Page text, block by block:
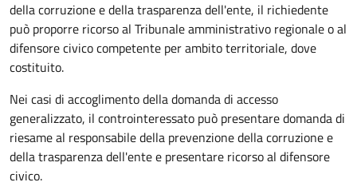
della corruzione e della trasparenza dell'ente, il richiedente
può proporre ricorso al Tribunale amministrativo regionale o al
difensore civico competente per ambito territoriale, dove
costituito.
Nei casi di accoglimento della domanda di accesso
generalizzato, il controinteressato può presentare domanda di
riesame al responsabile della prevenzione della corruzione e
della trasparenza dell'ente e presentare ricorso al difensore
civico.